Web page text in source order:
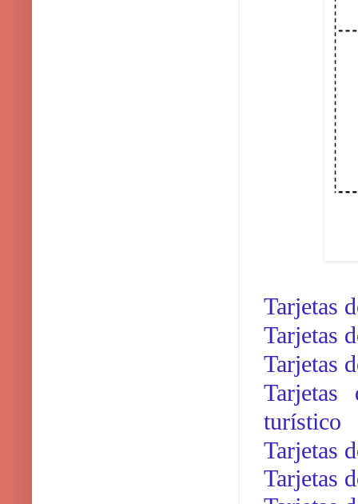
Tarjetas
Tarjetas
Tarjetas
Tarjetas
turístico
Tarjetas
Tarjetas